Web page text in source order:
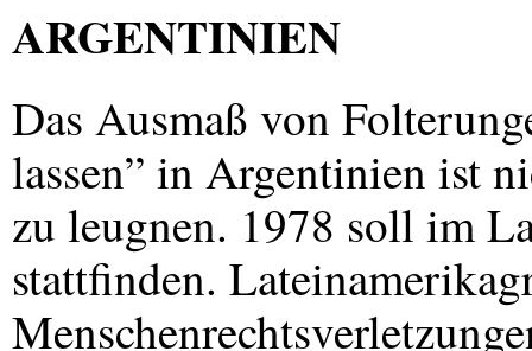
ARGENTINIEN
Das Ausmaß von
lassen” in Argentinien ist
zu leugnen. 1978 soll im
stattfinden.